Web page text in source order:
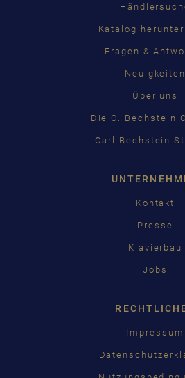
Katalog
Fragen &
Neuigkeiten
Über uns
Die C. Bechstein
Carl Bechstein
Kontakt
Presse
Klavierbau
Jobs
Impressum